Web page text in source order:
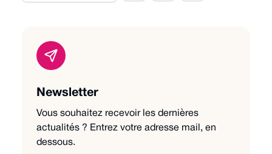
Newsletter
Vous souhaitez recevoir les dernières
actualités ? Entrez votre adresse mail, en
dessous.